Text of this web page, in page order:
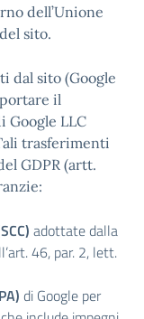
dell’Unione
sito.
dal sito (Google
il
Google LLC
trasferimenti
GDPR (artt.
adottate dalla
46, par. 2, lett.
di Google per